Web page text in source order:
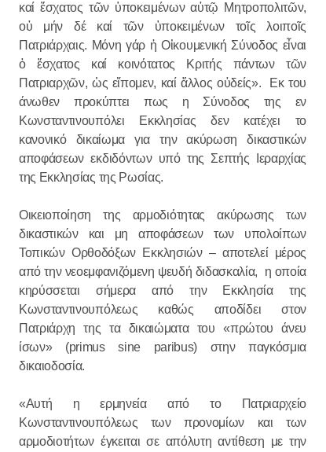
καί ἔσχατος τῶν ὑποκειμένων αὐτῷ Μητροπολιτῶν,
οὐ μήν δέ καί τῶν ὑποκειμένων τοῖς λοιποῖς
Πατριάρχαις. Μόνη γάρ ἡ Οἰκουμενική Σύνοδος εἶναι
ὁ ἔσχατος καί κοινότατος Κριτής πάντων τῶν
Πατριαρχῶν, ὡς εἴπομεν, καί ἄλλος οὐδείς». Εκ του
άνωθεν προκύπτει πως η Σύνοδος της εν
Κωνσταντινουπόλει Εκκλησίας δεν κατέχει το
κανονικό δικαίωμα για την ακύρωση δικαστικών
αποφάσεων εκδιδόντων υπό της Σεπτής Ιεραρχίας
της Εκκλησίας της Ρωσίας.
Οικειοποίηση της αρμοδιότητας ακύρωσης των
δικαστικών και μη αποφάσεων των υπολοίπων
Τοπικών Ορθοδόξων Εκκλησιών – αποτελεί μέρος
από την νεοεμφανιζόμενη ψευδή διδασκαλία, η οποία
κηρύσσεται σήμερα από την Εκκλησία της
Κωνσταντινουπόλεως καθώς αποδίδει στον
Πατριάρχη της τα δικαιώματα του «πρώτου άνευ
ίσων» (primus sine paribus) στην παγκόσμια
δικαιοδοσία.
«Αυτή η ερμηνεία από το Πατριαρχείο
Κωνσταντινουπόλεως των προνομίων και των
αρμοδιοτήτων έγκειται σε απόλυτη αντίθεση με την